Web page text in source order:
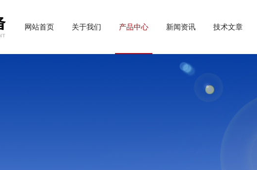
网站首页 关于我们 产品中心 新闻资讯 技术文章